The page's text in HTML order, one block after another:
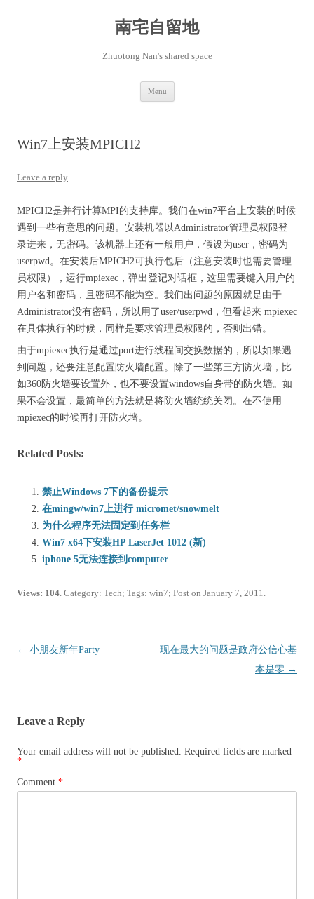
南宅自留地
Zhuotong Nan's shared space
Menu
Win7上安装MPICH2
Leave a reply
MPICH2是并行计算MPI的支持库。我们在win7平台上安装的时候
遇到一些有意思的问题。安装机器以Administrator管理员权限登
录进来，无密码。该机器上还有一般用户，假设为user，密码为
userpwd。在安装后MPICH2可执行包后（注意安装时也需要管理
员权限），运行mpiexec，弹出登记对话框，这里需要键入用户的
用户名和密码，且密码不能为空。我们出问题的原因就是由于
Administrator没有密码，所以用了user/userpwd，但看起来 mpiexec
在具体执行的时候，同样是要求管理员权限的，否则出错。
由于mpiexec执行是通过port进行线程间交换数据的，所以如果遇
到问题，还要注意配置防火墙配置。除了一些第三方防火墙，比
如360防火墙要设置外，也不要设置windows自身带的防火墙。如
果不会设置，最简单的方法就是将防火墙统统关闭。在不使用
mpiexec的时候再打开防火墙。
Related Posts:
禁止Windows 7下的备份提示
在mingw/win7上进行 micromet/snowmelt
为什么程序无法固定到任务栏
Win7 x64下安装HP LaserJet 1012 (新)
iphone 5无法连接到computer
Views: 104. Category: Tech; Tags: win7; Post on January 7, 2011.
Post
← 小朋友新年Party
现在最大的问题是政府公信心基
本是零 →
Leave a Reply
Your email address will not be published. Required fields are marked
*
Comment *